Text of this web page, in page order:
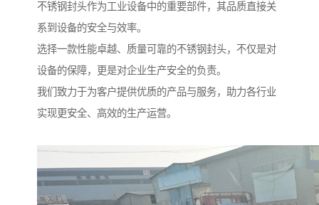
不锈钢封头作为工业设备中的重要部件，其品质直接关
系到设备的安全与效率。
选择一款性能卓越、质量可靠的不锈钢封头，不仅是对
设备的保障，更是对企业生产安全的负责。
我们致力于为客户提供优质的产品与服务，助力各行业
实现更安全、高效的生产运营。